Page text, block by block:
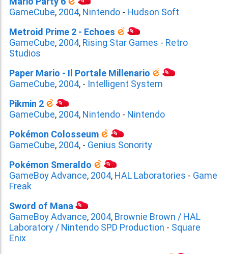
GameCube, 2004, Nintendo - Hudson Soft
Metroid Prime 2 - Echoes
GameCube, 2004, Rising Star Games - Retro
Studios
Paper Mario - Il Portale Millenario
GameCube, 2004, - Intelligent System
Pikmin 2
GameCube, 2004, Nintendo - Nintendo
Pokémon Colosseum
GameCube, 2004, - Genius Sonority
Pokémon Smeraldo
GameBoy Advance, 2004, HAL Laboratories - Game
Freak
Sword of Mana
GameBoy Advance, 2004, Brownie Brown / HAL
Laboratory / Nintendo SPD Production - Square
Enix